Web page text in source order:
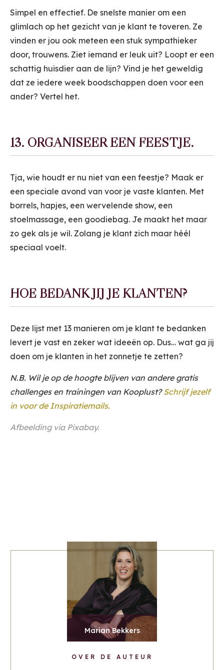
Simpel en effectief. De snelste manier om een
glimlach op het gezicht van je klant te toveren. Ze
vinden er jou ook meteen een stuk sympathieker
door, trouwens. Ziet iemand er leuk uit? Loopt er een
schattig huisdier aan de lijn? Vind je het geweldig
dat ze iedere week boodschappen doen voor een
ander? Vertel het.
13. ORGANISEER EEN FEESTJE.
Tja, wie houdt er nu niet van een feestje? Maak er
een speciale avond van voor je vaste klanten. Met
borrels, hapjes, een wervelende show, een
stoelmassage, een goodiebag. Je maakt het maar
zo gek als je wil. Zolang je klant zich maar héél
speciaal voelt.
HOE BEDANK JIJ JE KLANTEN?
Deze lijst met 13 manieren om je klant te bedanken
levert je vast en zeker wat ideeën op. Dus… wat ga jij
doen om je klanten in het zonnetje te zetten?
N.B. Wil je op de hoogte blijven van andere gratis
challenges en trainingen van Kooplust?Schrijf jezelf
in voor de Inspiratiemails.
Afbeelding via Pixabay.
OVER DE AUTEUR
Marian Bekkers